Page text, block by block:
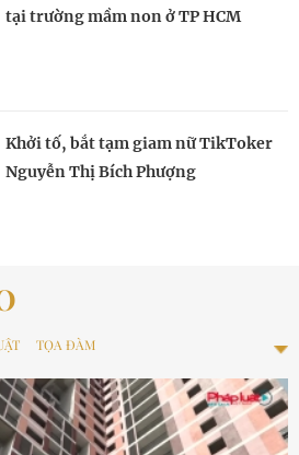
tại trường mầm non ở TP HCM
Khởi tố, bắt tạm giam nữ TikToker
Nguyễn Thị Bích Phượng
TỌA ĐÀM